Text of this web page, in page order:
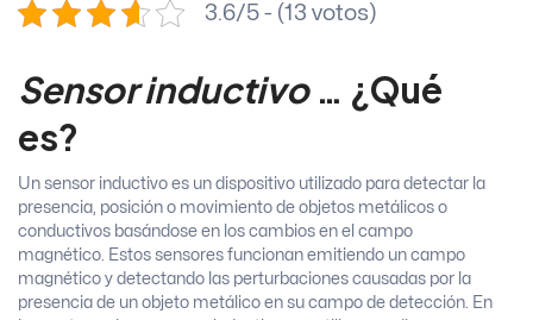
3.6/5 - (13 votos)
Sensor inductivo … ¿Qué
es?
Un sensor inductivo es un dispositivo utilizado para detectar la
presencia, posición o movimiento de objetos metálicos o
conductivos basándose en los cambios en el campo
magnético. Estos sensores funcionan emitiendo un campo
magnético y detectando las perturbaciones causadas por la
presencia de un objeto metálico en su campo de detección. En